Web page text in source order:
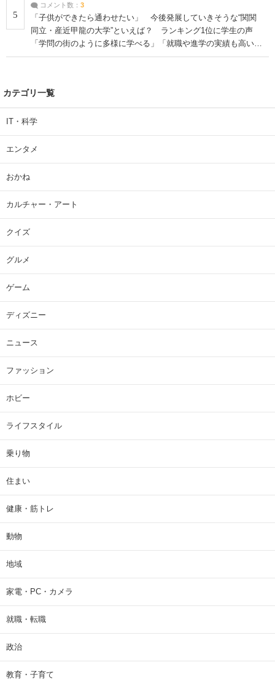
5
コメント数： 3
「子供ができたら通わせたい」 今後発展していきそうな“関関
同立・産近甲龍の大学”といえば？ ランキング1位に学生の声
「学問の街のように多様に学べる」「就職や進学の実績も高い」
| 大学 ねとらぼリサーチ
カテゴリ一覧
IT・科学
エンタメ
おかね
カルチャー・アート
クイズ
グルメ
ゲーム
ディズニー
ニュース
ファッション
ホビー
ライフスタイル
乗り物
住まい
健康・筋トレ
動物
地域
家電・PC・カメラ
就職・転職
政治
教育・子育て